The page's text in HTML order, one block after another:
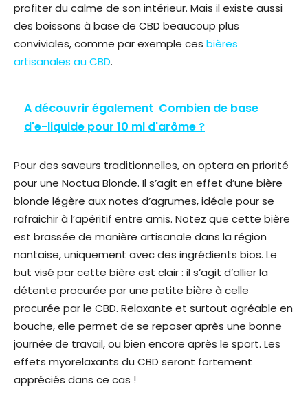
profiter du calme de son intérieur. Mais il existe aussi
des boissons à base de CBD beaucoup plus
conviviales, comme par exemple ces bières
artisanales au CBD.
A découvrir également Combien de base
d'e-liquide pour 10 ml d'arôme ?
Pour des saveurs traditionnelles, on optera en priorité
pour une Noctua Blonde. Il s’agit en effet d’une bière
blonde légère aux notes d’agrumes, idéale pour se
rafraichir à l’apéritif entre amis. Notez que cette bière
est brassée de manière artisanale dans la région
nantaise, uniquement avec des ingrédients bios. Le
but visé par cette bière est clair : il s’agit d’allier la
détente procurée par une petite bière à celle
procurée par le CBD. Relaxante et surtout agréable en
bouche, elle permet de se reposer après une bonne
journée de travail, ou bien encore après le sport. Les
effets myorelaxants du CBD seront fortement
appréciés dans ce cas !